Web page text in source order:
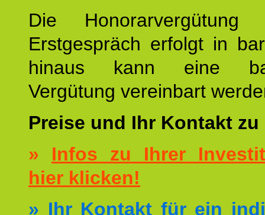
Die
Erstgespräch erfolgt in
hinaus kann eine
Vergütung vereinbart
Preise und Ihr Kontakt
» Infos zu Ihrer
hier klicken!
» Ihr Kontakt für ein